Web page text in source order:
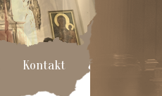
Kontakt